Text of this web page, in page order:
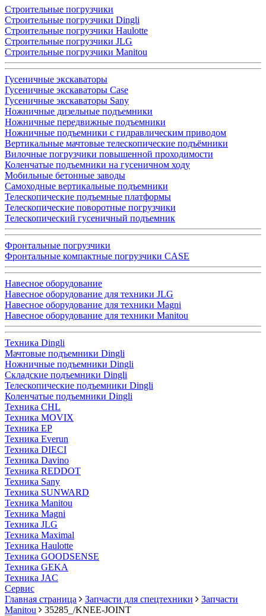
Строительные погрузчики
Строительные погрузчики Dingli
Строительные погрузчики Haulotte
Строительные погрузчики JLG
Строительные погрузчики Manitou
Гусеничные экскаваторы
Гусеничные экскаваторы Case
Гусеничные экскаваторы Sany
Ножничные дизельные подъемники
Ножничные передвижные подъемники
Ножничные подъемники с гидравлическим приводом
Вертикальные мачтовые телескопические подъёмники
Вилочные погрузчики повышенной проходимости
Коленчатые подъемники на гусеничном ходу
Мобильные бетонные заводы
Самоходные вертикальные подъемники
Телескопические подъемные платформы
Телескопические поворотные погрузчики
Телескопический гусеничный подъемник
Фронтальные погрузчики
Фронтальные компактные погрузчики CASE
Навесное оборудование
Навесное оборудование для техники JLG
Навесное оборудование для техники Magni
Навесное оборудование для техники Manitou
Техника Dingli
Мачтовые подъемники Dingli
Ножничные подъемники Dingli
Складские подъемники Dingli
Телескопические подъемники Dingli
Коленчатые подъемники Dingli
Техника CHL
Техника MOVIX
Техника EP
Техника Everun
Техника DIECI
Техника Davino
Техника REDDOT
Техника Sany
Техника SUNWARD
Техника Manitou
Техника Magni
Техника JLG
Техника Maximal
Техника Haulotte
Техника GOODSENSE
Техника GEKA
Техника JAC
Cервис
Главная страница
Запчасти для спецтехники
Запчасти
Manitou
35285_/KNEE-JOINT